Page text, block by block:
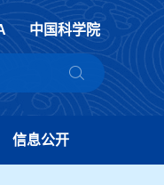
中国科学院
信息公开